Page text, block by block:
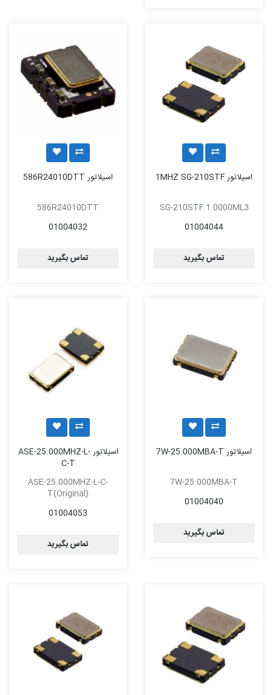
اسیلاتور 1MHZ SG-210STF
SG-210STF 1.0000ML3
01004044
تماس بگیرید
اسیلاتور 586R24010DTT
586R24010DTT
01004032
تماس بگیرید
اسیلاتور 7W-25.000MBA-T
7W-25.000MBA-T
01004040
تماس بگیرید
اسیلاتور ASE-25.000MHZ-L-
C-T
ASE-25.000MHZ-L-C-
T(Original)
01004053
تماس بگیرید